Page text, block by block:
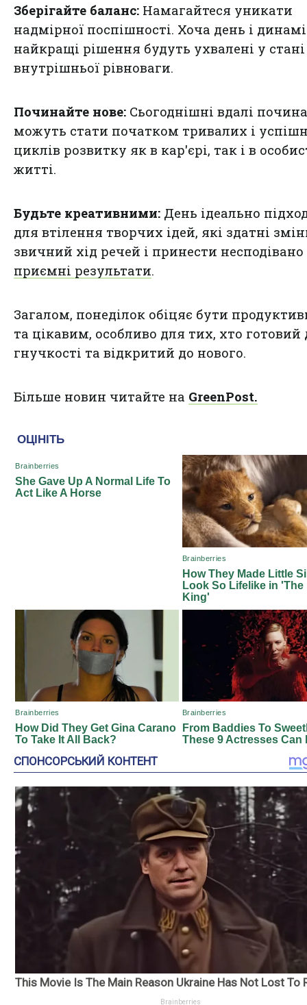
Зберігайте баланс: Намагайтеся уникати
надмірної поспішності. Хоча день і
найкращі рішення будуть ухвалені у стані
внутрішньої рівноваги.
Починайте нове: Сьогоднішні вдалі
можуть стати початком тривалих і
циклів розвитку як в кар'єрі, так і в
житті.
Будьте креативними: День ідеально
для втілення творчих ідей, які здатні
звичний хід речей і принести несподівано
приємні результати.
Загалом, понеділок обіцяє бути
та цікавим, особливо для тих, хто готовий
гнучкості та відкритий до нового.
Більше новин читайте на GreenPost.